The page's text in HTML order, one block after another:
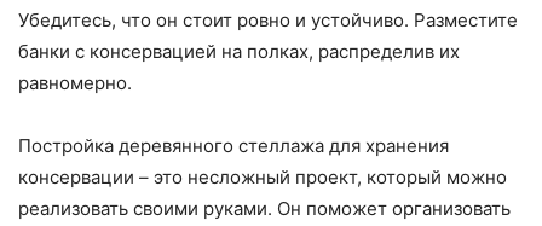
Убедитесь, что он стоит ровно и устойчиво. Разместите
банки с консервацией на полках, распределив их
равномерно.
Постройка деревянного стеллажа для хранения
консервации – это несложный проект, который можно
реализовать своими руками. Он поможет организовать